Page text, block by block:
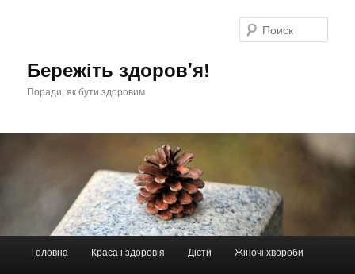
Бережіть здоров'я!
Поради, як бути здоровим
Головна Краса і здоров’я Дієти Жіночі хвороби